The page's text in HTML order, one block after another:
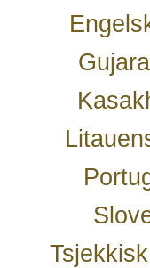
Tsjekkisk